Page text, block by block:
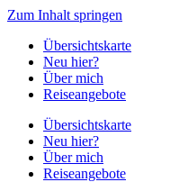
Zum Inhalt springen
Übersichtskarte
Neu hier?
Über mich
Reiseangebote
Übersichtskarte
Neu hier?
Über mich
Reiseangebote